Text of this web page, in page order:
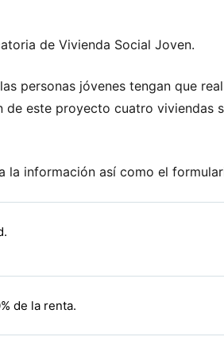
de Vivienda Social Joven.
personas jóvenes tengan que
de este proyecto cuatro viviendas
la información así como el
de la renta.